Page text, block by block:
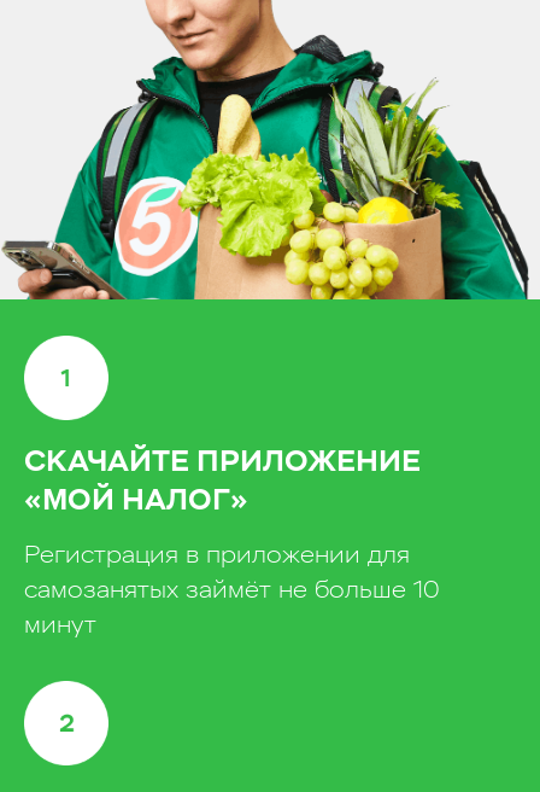
СКАЧАЙТЕ ПРИЛОЖЕНИЕ
«МОЙ НАЛОГ»
Регистрация в приложении для
самозанятых займёт не больше 10
минут